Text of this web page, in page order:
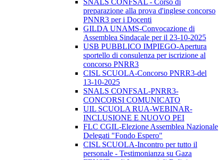
SNALS CONFSAL - Corso di
preparazione alla prova d'inglese concorso
PNNR3 per i Docenti
GILDA UNAMS-Convocazione di
Assemblea Sindacale per il 23-10-2025
USB PUBBLICO IMPIEGO-Apertura
sportello di consulenza per iscrizione al
concorso PNRR3
CISL SCUOLA-Concorso PNRR3-del
13-10-2025
SNALS CONFSAL-PNRR3-
CONCORSI COMUNICATO
UIL SCUOLA RUA-WEBINAR-
INCLUSIONE E NUOVO PEI
FLC CGIL-Elezione Assemblea Nazionale
Delegati "Fondo Espero"
CISL SCUOLA-Incontro per tutto il
personale - Testimonianza su Gaza